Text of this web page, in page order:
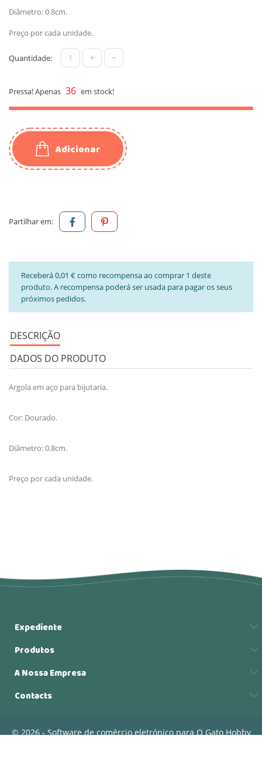
Diâmetro: 0.8cm.
Preço por cada unidade.
Quantidade: + -
Pressa! Apenas 36 em stock!
Adicionar
Partilhar em:
Receberá 0,01 € como recompensa ao comprar 1 deste
produto. A recompensa poderá ser usada para pagar os seus
próximos pedidos.
DESCRIÇÃO
DADOS DO PRODUTO
Argola em aço para bijutaria.
Cor: Dourado.
Diâmetro: 0.8cm.
Preço por cada unidade.
Expediente
Produtos
A Nossa Empresa
Contacts
© 2026 - Software de comércio eletrónico para O Gato Hobby